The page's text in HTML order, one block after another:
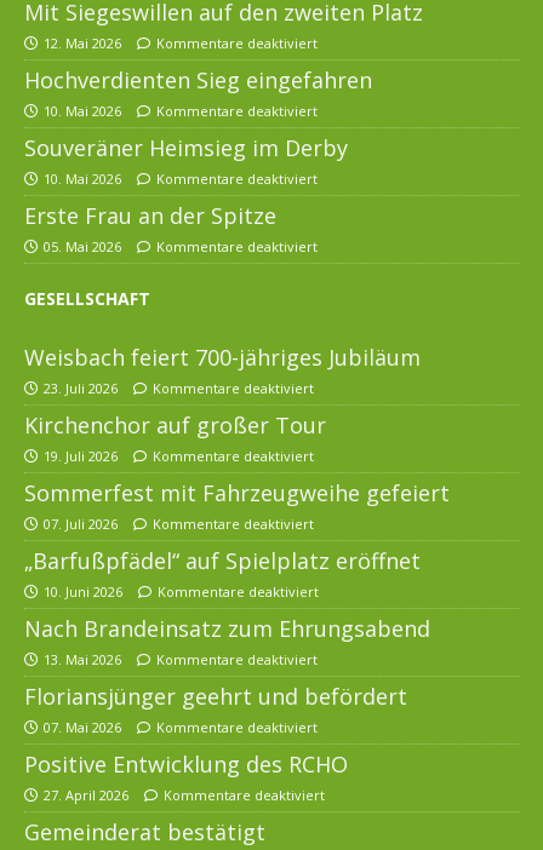
Mit Siegeswillen auf den zweiten Platz
12. Mai 2026 Kommentare deaktiviert
Hochverdienten Sieg eingefahren
10. Mai 2026 Kommentare deaktiviert
Souveräner Heimsieg im Derby
10. Mai 2026 Kommentare deaktiviert
Erste Frau an der Spitze
05. Mai 2026 Kommentare deaktiviert
GESELLSCHAFT
Weisbach feiert 700-jähriges Jubiläum
23. Juli 2026 Kommentare deaktiviert
Kirchenchor auf großer Tour
19. Juli 2026 Kommentare deaktiviert
Sommerfest mit Fahrzeugweihe gefeiert
07. Juli 2026 Kommentare deaktiviert
„Barfußpfädel“ auf Spielplatz eröffnet
10. Juni 2026 Kommentare deaktiviert
Nach Brandeinsatz zum Ehrungsabend
13. Mai 2026 Kommentare deaktiviert
Floriansjünger geehrt und befördert
07. Mai 2026 Kommentare deaktiviert
Positive Entwicklung des RCHO
27. April 2026 Kommentare deaktiviert
Gemeinderat bestätigt